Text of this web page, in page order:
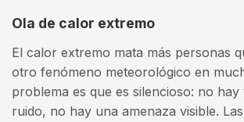
Ola de calor extremo
El calor extremo mata más personas
otro fenómeno meteorológico en
problema es que es silencioso: no
ruido, no hay una amenaza visible.